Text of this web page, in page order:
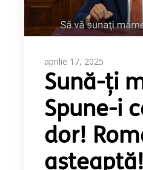
aprilie 17, 2025
Sună-ți
Spune-i
dor!